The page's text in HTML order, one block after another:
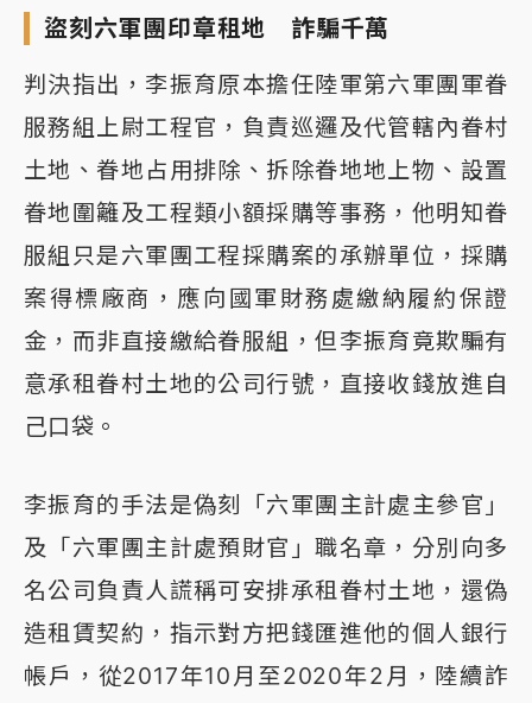
盜刻六軍團印章租地 詐騙千萬
判決指出，李振育原本擔任陸軍第六軍團軍眷
服務組上尉工程官，負責巡邏及代管轄內眷村
土地、眷地占用排除、拆除眷地地上物、設置
眷地圍籬及工程類小額採購等事務，他明知眷
服組只是六軍團工程採購案的承辦單位，採購
案得標廠商，應向國軍財務處繳納履約保證
金，而非直接繳給眷服組，但李振育竟欺騙有
意承租眷村土地的公司行號，直接收錢放進自
己口袋。
李振育的手法是偽刻「六軍團主計處主參官」
及「六軍團主計處預財官」職名章，分別向多
名公司負責人謊稱可安排承租眷村土地，還偽
造租賃契約，指示對方把錢匯進他的個人銀行
帳戶，從2017年10月至2020年2月，陸續詐